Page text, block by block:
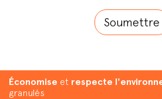
Économise et respecte
granulés